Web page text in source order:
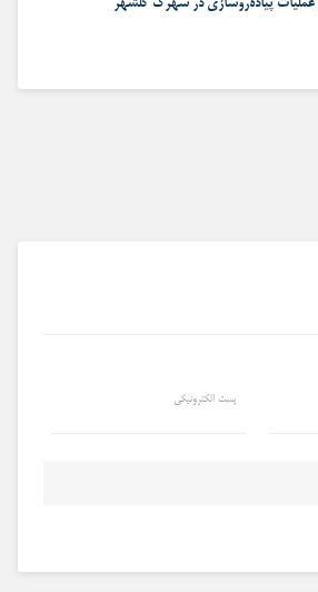
عملیات پیاده‌روسازی در شهرک گلشهر
پست الکترونیکی